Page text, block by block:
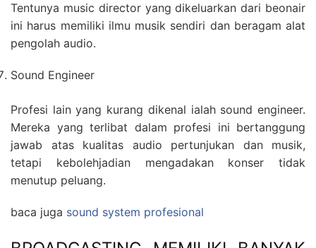
Tentunya music director yang dikeluarkan dari beonair
ini harus memiliki ilmu musik sendiri dan beragam alat
pengolah audio.
Sound Engineer
Profesi lain yang kurang dikenal ialah sound engineer.
Mereka yang terlibat dalam profesi ini bertanggung
jawab atas kualitas audio pertunjukan dan musik,
tetapi kebolehjadian mengadakan konser tidak
menutup peluang.
baca juga sound system profesional